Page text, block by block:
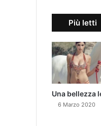
Più letti
Una bellezza
6 Marzo 2020